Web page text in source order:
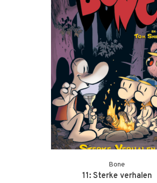
Bone
11: Sterke verhalen